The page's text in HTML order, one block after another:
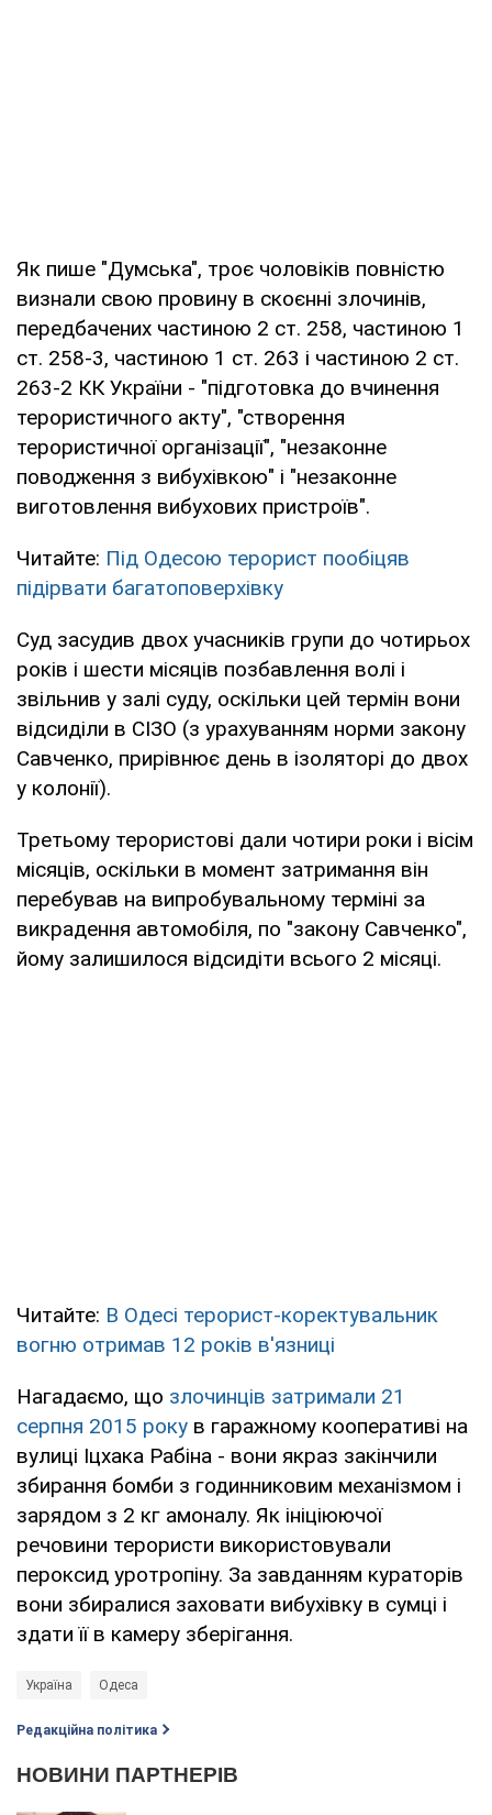
Як пише "Думська", троє чоловіків повністю
визнали свою провину в скоєнні злочинів,
передбачених частиною 2 ст. 258, частиною 1
ст. 258-3, частиною 1 ст. 263 і частиною 2 ст.
263-2 КК України - "підготовка до вчинення
терористичного акту", "створення
терористичної організації", "незаконне
поводження з вибухівкою" і "незаконне
виготовлення вибухових пристроїв".
Читайте: Під Одесою терорист пообіцяв
підірвати багатоповерхівку
Суд засудив двох учасників групи до чотирьох
років і шести місяців позбавлення волі і
звільнив у залі суду, оскільки цей термін вони
відсиділи в СІЗО (з урахуванням норми закону
Савченко, прирівнює день в ізоляторі до двох
у колонії).
Третьому терористові дали чотири роки і вісім
місяців, оскільки в момент затримання він
перебував на випробувальному терміні за
викрадення автомобіля, по "закону Савченко",
йому залишилося відсидіти всього 2 місяці.
Читайте: В Одесі терорист-коректувальник
вогню отримав 12 років в'язниці
Нагадаємо, що злочинців затримали 21
серпня 2015 року в гаражному кооперативі на
вулиці Іцхака Рабіна - вони якраз закінчили
збирання бомби з годинниковим механізмом і
зарядом з 2 кг амоналу. Як ініціюючої
речовини терористи використовували
пероксид уротропіну. За завданням кураторів
вони збиралися заховати вибухівку в сумці і
здати її в камеру зберігання.
Україна Одеса
Редакційна політика